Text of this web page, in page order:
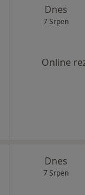
Dnes
7 Srpen
Online
Dnes
7 Srpen